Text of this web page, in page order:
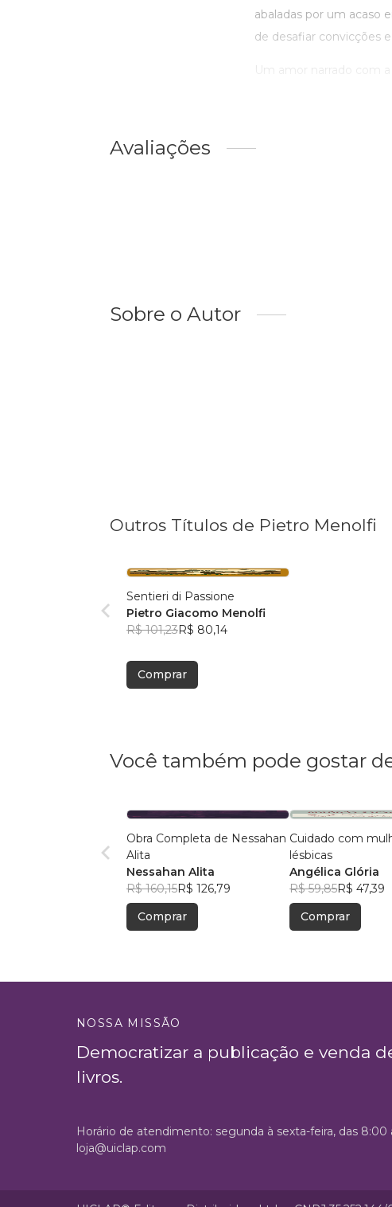
abaladas por um acaso
de desafiar convicções
Um amor narrado com a
Avaliações
Sobre o Autor
Outros Títulos de Pietro Menolfi
Sentieri di Passione
Pietro Giacomo Menolfi
R$ 101,23R$ 80,14
Comprar
Você também pode gostar
Obra Completa de Nessahan
Alita
Nessahan Alita
R$ 160,15R$ 126,79
Comprar
Cuidado com
lésbicas
Angélica Glória
R$ 59,85R$ 47,39
Comprar
NOSSA MISSÃO
Democratizar a publicação e venda
livros.
Horário de atendimento: segunda à sexta-feira, das 8:00
loja@uiclap.com